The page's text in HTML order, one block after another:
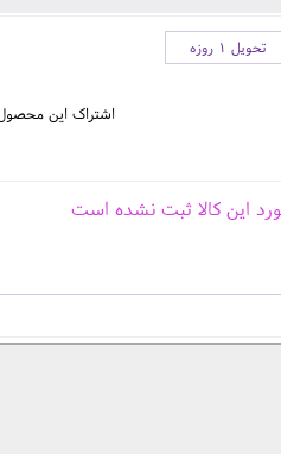
تحویل 1 روزه
اشتراک این
این کالا ثبت نشده است